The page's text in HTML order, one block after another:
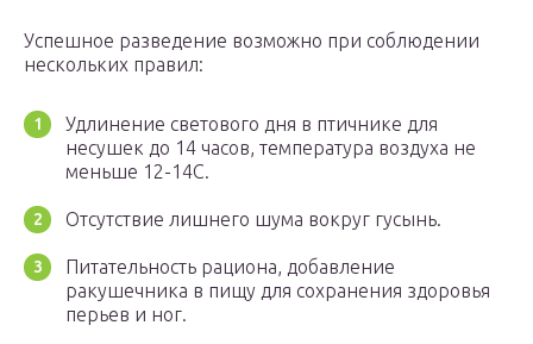
Успешное разведение возможно при соблюдении
нескольких правил:
Удлинение светового дня в птичнике для
несушек до 14 часов, температура воздуха не
меньше 12-14С.
Отсутствие лишнего шума вокруг гусынь.
Питательность рациона, добавление
ракушечника в пищу для сохранения здоровья
перьев и ног.